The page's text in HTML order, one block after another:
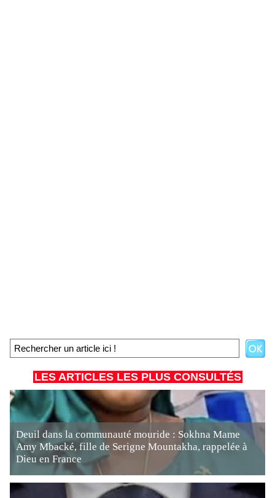
LES ARTICLES LES PLUS CONSULTÉS
Deuil dans la communauté mouride : Sokhna Mame
Amy Mbacké, fille de Serigne Mountakha, rappelée à
Dieu en France